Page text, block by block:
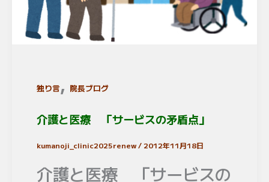
独り言, 院長ブログ
介護と医療 「サービスの矛盾点」
kumanoji_clinic2025renew/ 2012年11月18日
介護と医療 「サービスの